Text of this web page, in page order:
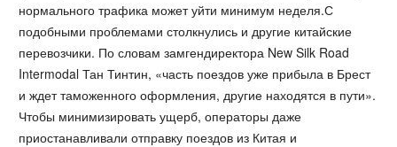
нормального трафика может уйти минимум неделя.С
подобными проблемами столкнулись и другие китайские
перевозчики. По словам замгендиректора New Silk Road
Intermodal Тан Тинтин, «часть поездов уже прибыла в Брест
и ждет таможенного оформления, другие находятся в пути».
Чтобы минимизировать ущерб, операторы даже
приостанавливали отправку поездов из Китая и